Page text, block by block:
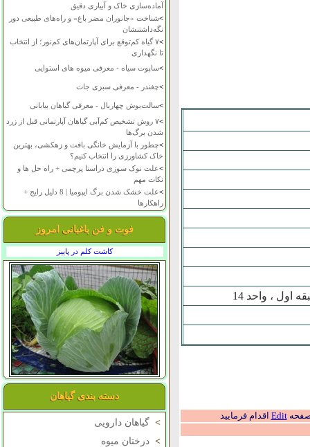
آماده‌سازی خاک و آبیاری دقیق
>شناخت «جانوران مضر باغ» و راه‌های طبیعی دور
نگه‌داشتنشان
>
۷ گیاه کم‌توقع برای آپارتمان‌های کم‌نور؛ از انتخاب
تا نگهداری
>ساپوت سیاه - معرفی میوه های استوایی
>چغندر - معرفی سبزی جات
>سالت‌بوش چهاربال - معرفی گیاهان بیابانی
>
۷ روش تشخیص کم‌آبی گیاهان آپارتمانی قبل از زرد
شدن برگ‌ها
>چطور با آزمایش خانگی بافت و زهکشی، بهترین
خاک کشاورزی را انتخاب کنیم؟
>علت نوک سوزی دراسنا پرچمی + راه حل ها و
نکات مهم
>
علت خشک شدن برگ ایپومیا | 8 دلیل رایج +
راهکارها
فوت و فن باغبانی امروز
کاشت کلم در پاییز
دسته بندی گیاهان
> گیاهان دارویی
> درختان میوه
اول ، واحد 14
صفحهEdit اقدام فرمایید